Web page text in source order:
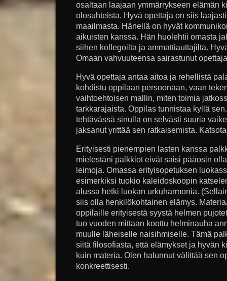
osaltaan laajaan ymmärrykseen elämän
olosuhteista. Hyvä opettaja on siis
maailmasta. Hänellä on hyvät
aikuisten kanssa. Hän huolehtii omasta
siihen kollegoilta ja ammattiauttajilta.
Omaan vahvuuteensa sairastunut
Hyvä opettaja antaa aitoa ja rehellistä
kohdistu oppilaan persoonaan, vaan
vaihtoehtoisen mallin, miten toimia
tarkkarajaista. Oppilas tunnistaa kyllä
tehtävässä sinulla on selvästi suuria
jaksanut yrittää sen ratkaisemista.
Erityisesti pienempien lasten kanssa
mielestäni palkkiot eivät saisi pääosin
leimoja. Omassa erityisopetuksen
esimerkiksi tuokio kaleidoskoopin
alussa hetki luokan urkuharmonia.
siis olla henkilökohtainen elämys.
oppilaille erityisestä syystä helmen
tuo vuoden mittaan koottu helminauha
muulle läheiselle naisihmiselle. Tämä
siitä filosofiasta, että elämykset ja hyvän
kuin materia. Olen halunnut välittää sen
konkreettisesti.